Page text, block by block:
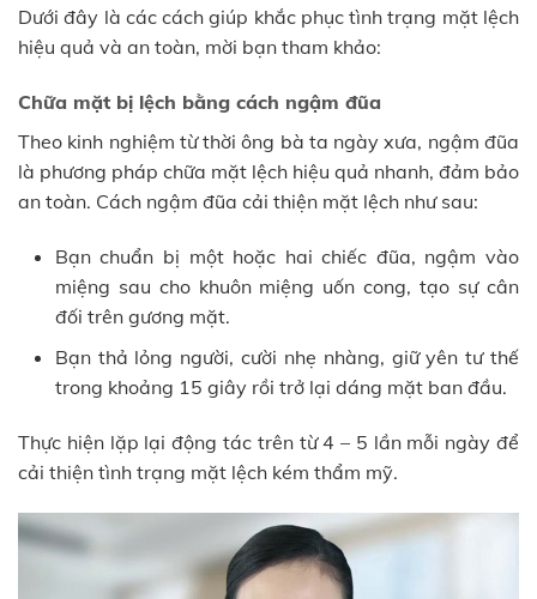
Dưới đây là các cách giúp khắc phục tình trạng mặt lệch
hiệu quả và an toàn, mời bạn tham khảo:
Chữa mặt bị lệch bằng cách ngậm đũa
Theo kinh nghiệm từ thời ông bà ta ngày xưa, ngậm đũa
là phương pháp chữa mặt lệch hiệu quả nhanh, đảm bảo
an toàn. Cách ngậm đũa cải thiện mặt lệch như sau:
Bạn chuẩn bị một hoặc hai chiếc đũa, ngậm vào
miệng sau cho khuôn miệng uốn cong, tạo sự cân
đối trên gương mặt.
Bạn thả lỏng người, cười nhẹ nhàng, giữ yên tư thế
trong khoảng 15 giây rồi trở lại dáng mặt ban đầu.
Thực hiện lặp lại động tác trên từ 4 – 5 lần mỗi ngày để
cải thiện tình trạng mặt lệch kém thẩm mỹ.